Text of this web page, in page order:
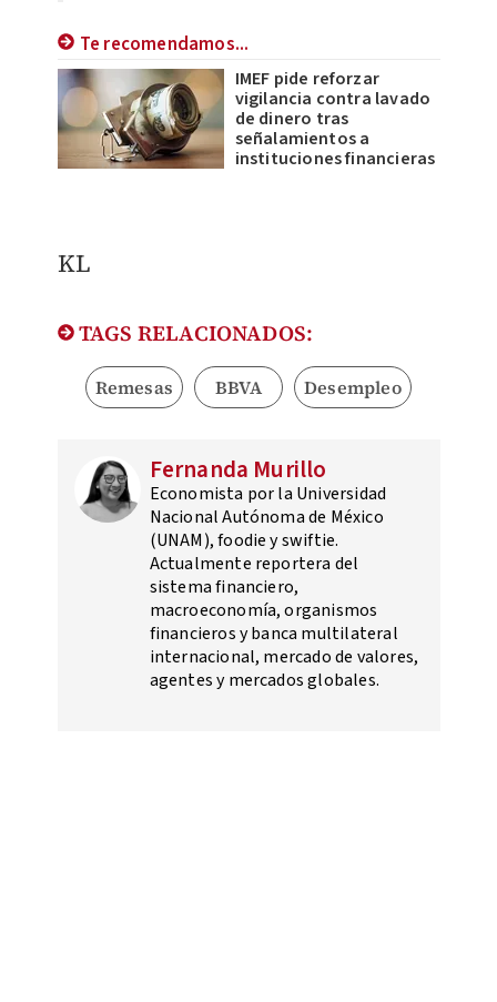
Te recomendamos...
IMEF pide reforzar
vigilancia contra lavado
de dinero tras
señalamientos a
instituciones financieras
KL
TAGS RELACIONADOS:
Remesas BBVA Desempleo
Fernanda Murillo
Economista por la Universidad
Nacional Autónoma de México
(UNAM), foodie y swiftie.
Actualmente reportera del
sistema financiero,
macroeconomía, organismos
financieros y banca multilateral
internacional, mercado de valores,
agentes y mercados globales.